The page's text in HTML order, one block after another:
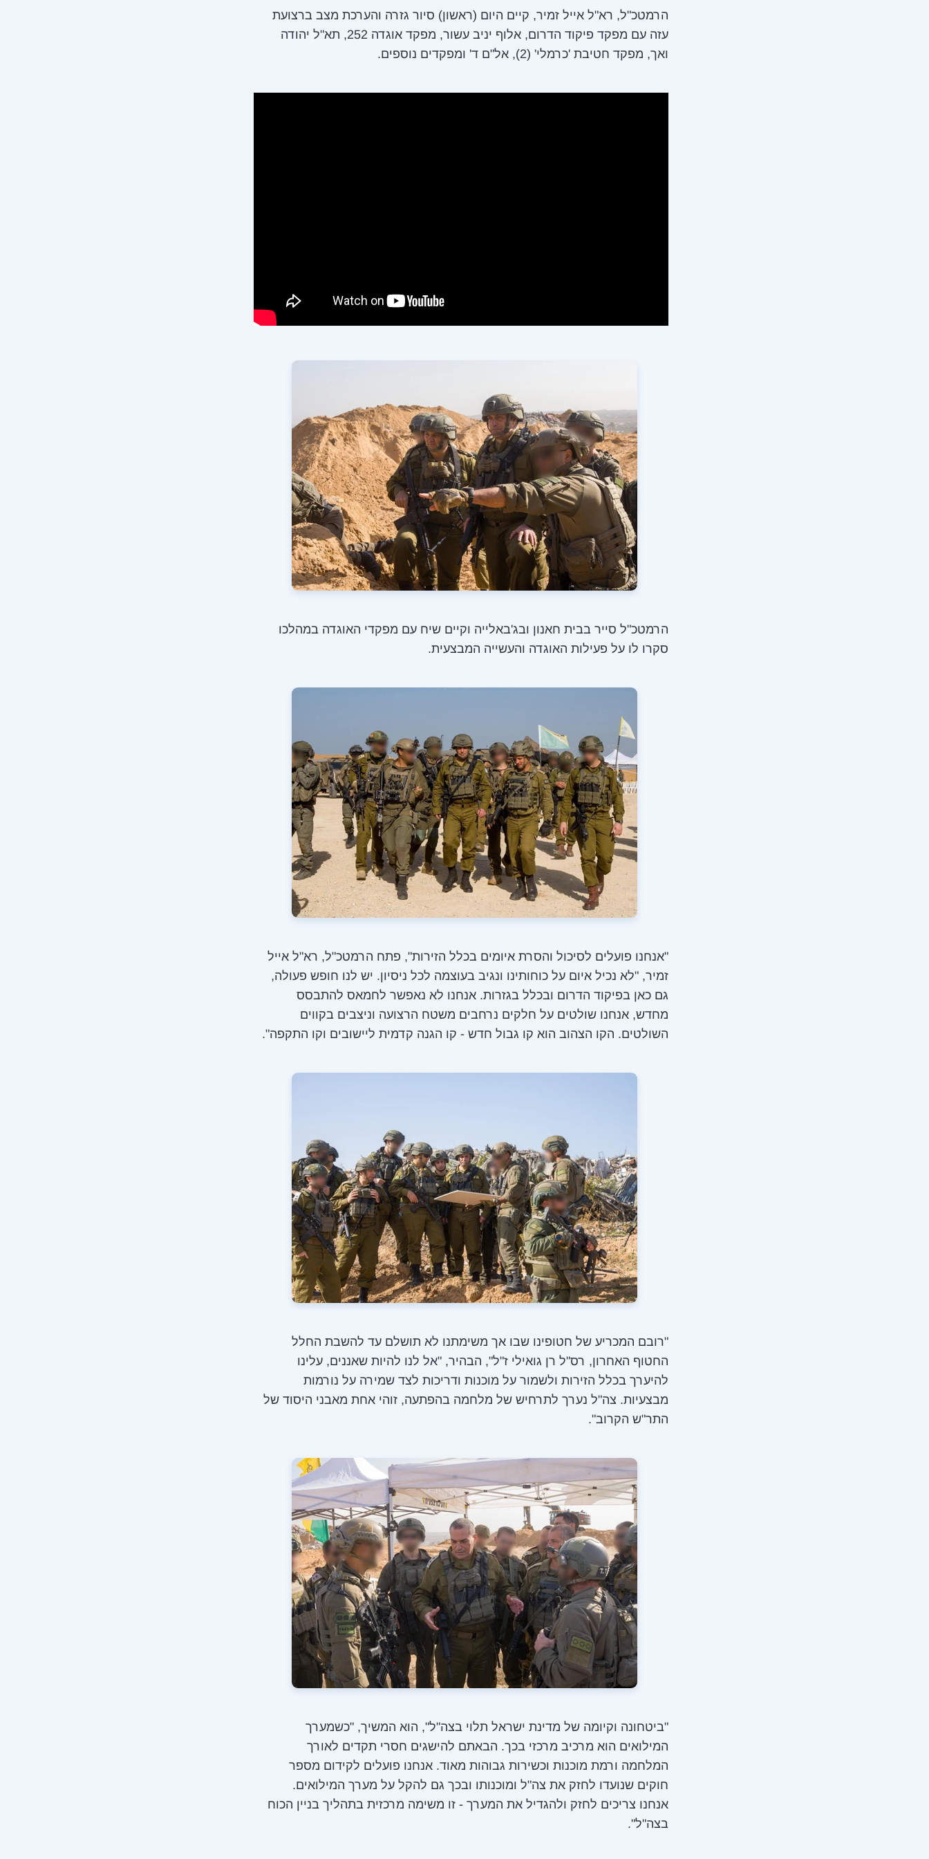
הרמטכ"ל, רא"ל אייל זמיר, קיים היום (ראשון) סיור גזרה והערכת מצב ברצועת
עזה עם מפקד פיקוד הדרום, אלוף יניב עשור, מפקד אוגדה 252, תא"ל יהודה
ואך, מפקד חטיבת 'כרמלי' (2), אל"ם ד' ומפקדים נוספים.
הרמטכ"ל סייר בבית חאנון ובג'באלייה וקיים שיח עם מפקדי האוגדה במהלכו
סקרו לו על פעילות האוגדה והעשייה המבצעית.
"אנחנו פועלים לסיכול והסרת איומים בכלל הזירות", פתח הרמטכ"ל, רא"ל אייל
זמיר, "לא נכיל איום על כוחותינו ונגיב בעוצמה לכל ניסיון. יש לנו חופש פעולה,
גם כאן בפיקוד הדרום ובכלל בגזרות. אנחנו לא נאפשר לחמאס להתבסס
מחדש, אנחנו שולטים על חלקים נרחבים משטח הרצועה וניצבים בקווים
השולטים. הקו הצהוב הוא קו גבול חדש - קו הגנה קדמית ליישובים וקו התקפה".
"רובם המכריע של חטופינו שבו אך משימתנו לא תושלם עד להשבת החלל
החטוף האחרון, רס"ל רן גואילי ז"ל", הבהיר, "אל לנו להיות שאננים, עלינו
להיערך בכלל הזירות ולשמור על מוכנות ודריכות לצד שמירה על נורמות
מבצעיות. צה"ל נערך לתרחיש של מלחמה בהפתעה, זוהי אחת מאבני היסוד של
התר"ש הקרוב".
"ביטחונה וקיומה של מדינת ישראל תלוי בצה"ל", הוא המשיך, "כשמערך
המילואים הוא מרכיב מרכזי בכך. הבאתם להישגים חסרי תקדים לאורך
המלחמה ורמת מוכנות וכשירות גבוהות מאוד. אנחנו פועלים לקידום מספר
חוקים שנועדו לחזק את צה"ל ומוכנותו ובכך גם להקל על מערך המילואים.
אנחנו צריכים לחזק ולהגדיל את המערך - זו משימה מרכזית בתהליך בניין הכוח
בצה"ל".